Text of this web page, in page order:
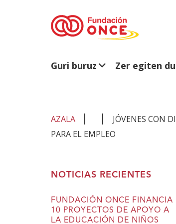
Guri buruz Zer egiten
AZALA
JÓVENES CON
PARA EL EMPLEO
NOTICIAS RECIENTES
FUNDACIÓN ONCE FINANCIA
10 PROYECTOS DE APOYO A
LA EDUCACIÓN DE NIÑOS